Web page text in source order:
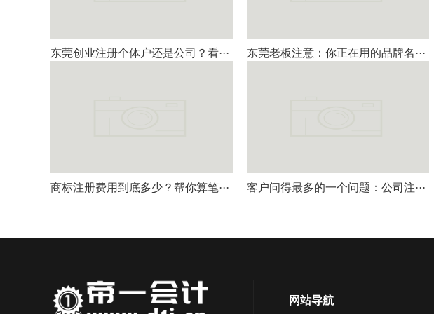
东莞创业注册个体户还是公司？看··· 东莞老板注意：你正在用的品牌名···
商标注册费用到底多少？帮你算笔··· 客户问得最多的一个问题：公司注···
网站导航